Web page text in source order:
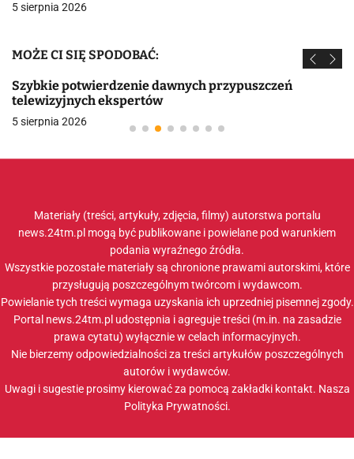
5 sierpnia 2026
MOŻE CI SIĘ SPODOBAĆ:
Szybkie potwierdzenie dawnych przypuszczeń
telewizyjnych ekspertów
5 sierpnia 2026
Materiały (treści, artykuły, zdjęcia, filmy) autorstwa portalu
news.24tm.pl mogą być publikowane i powielane pod warunkiem
podania wyraźnego źródła.
Wszystkie pozostałe materiały są chronione prawami autorskimi, które
przysługują poszczególnym twórcom i wydawcom.
Powielanie tych treści wymaga uzyskania ich uprzedniej pisemnej zgody.
Portal news.24tm.pl udostępnia i agreguje treści (m.in. na zasadzie
prawa cytatu) wyłącznie w celach informacyjnych.
Nie bierzemy odpowiedzialności za treści artykułów poszczególnych
autorów i wydawców.
Uwagi i sugestie prosimy kierować za pomocą zakładki kontakt. Nasza
Polityka Prywatności.